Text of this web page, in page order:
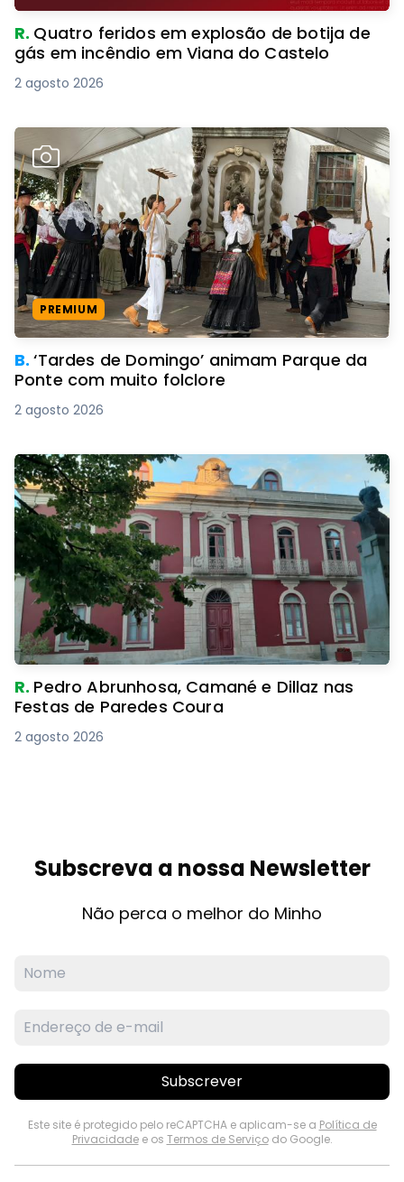
R. Quatro feridos em explosão de botija de
gás em incêndio em Viana do Castelo
2 agosto 2026
PREMIUM
B.‘Tardes de Domingo’ animam Parque da
Ponte com muito folclore
2 agosto 2026
R. Pedro Abrunhosa, Camané e Dillaz nas
Festas de Paredes Coura
2 agosto 2026
Subscreva a nossa Newsletter
Não perca o melhor do Minho
Subscrever
Este site é protegido pelo reCAPTCHA e aplicam-se a Política de
Privacidadee os Termos de Serviçodo Google.